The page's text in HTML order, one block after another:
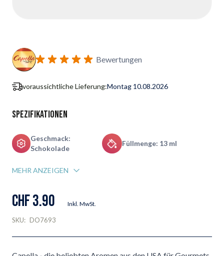
Bewertungen
voraussichtliche Lieferung:Montag 10.08.2026
Spezifikationen
Geschmack:
Schokolade
Füllmenge: 13 ml
MEHR ANZEIGEN
CHF 3.90 Inkl. MwSt.
SKU: DO7693